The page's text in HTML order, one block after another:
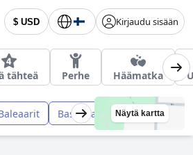
$ USD Kirjaudu sisään
tähteä Perhe Häämatka
Baskimaa Murcian alue
Näytä kartta